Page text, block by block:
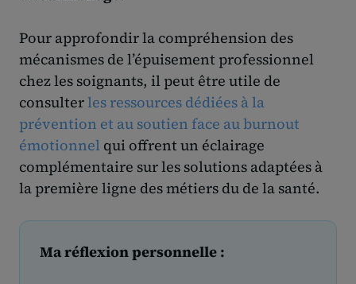
Pour approfondir la compréhension des
mécanismes de l’épuisement professionnel
chez les soignants, il peut être utile de
consulterles ressources dédiées à la
prévention et au soutien face au burnout
émotionnel qui offrent un éclairage
complémentaire sur les solutions adaptées à
la première ligne des métiers du de la santé.
Ma réflexion personnelle :